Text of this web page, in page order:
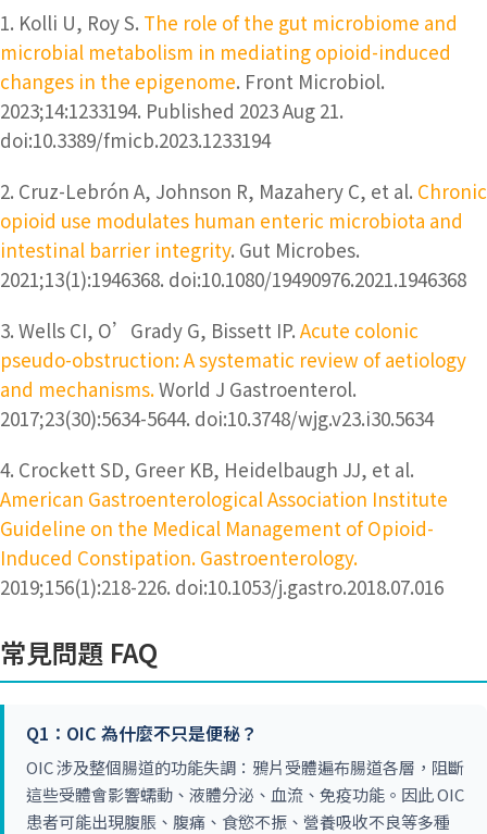
1. Kolli U, Roy S. The role of the gut microbiome and
microbial metabolism in mediating opioid-induced
changes in the epigenome. Front Microbiol.
2023;14:1233194. Published 2023 Aug 21.
doi:10.3389/fmicb.2023.1233194
2. Cruz-Lebrón A, Johnson R, Mazahery C, et al. Chronic
opioid use modulates human enteric microbiota and
intestinal barrier integrity. Gut Microbes.
2021;13(1):1946368. doi:10.1080/19490976.2021.1946368
3. Wells CI, O’Grady G, Bissett IP. Acute colonic
pseudo-obstruction: A systematic review of aetiology
and mechanisms.World J Gastroenterol.
2017;23(30):5634-5644. doi:10.3748/wjg.v23.i30.5634
4. Crockett SD, Greer KB, Heidelbaugh JJ, et al.
American Gastroenterological Association Institute
Guideline on the Medical Management of Opioid-
Induced Constipation. Gastroenterology.
2019;156(1):218-226. doi:10.1053/j.gastro.2018.07.016
常見問題 FAQ
Q1：OIC 為什麼不只是便秘？
OIC 涉及整個腸道的功能失調：鴉片受體遍布腸道各層，阻斷
這些受體會影響蠕動、液體分泌、血流、免疫功能。因此 OIC
患者可能出現腹脹、腹痛、食慾不振、營養吸收不良等多種